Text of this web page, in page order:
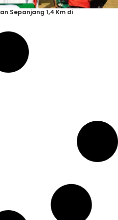
Sepanjang 1,4 Km di